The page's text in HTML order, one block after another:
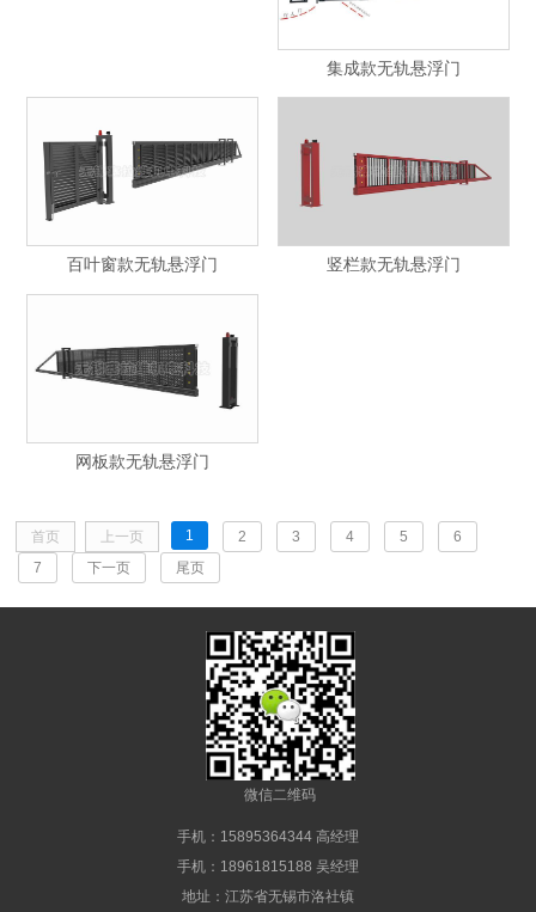
集成款无轨悬浮门
百叶窗款无轨悬浮门 竖栏款无轨悬浮门
网板款无轨悬浮门
首页 上一页 1 2 3 4 5
6
7
下一页 尾页
微信二维码
手机：15895364344 高经理
手机：18961815188 吴经理
地址：江苏省无锡市洛社镇